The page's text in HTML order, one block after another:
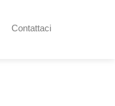
Contattaci